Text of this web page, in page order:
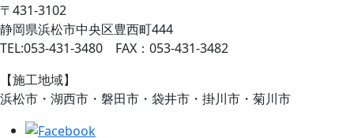
〒431-3102
静岡県浜松市中央区豊西町444
TEL:053-431-3480 FAX：053-431-3482
【施工地域】
浜松市・湖西市・磐田市・袋井市・掛川市・菊川市